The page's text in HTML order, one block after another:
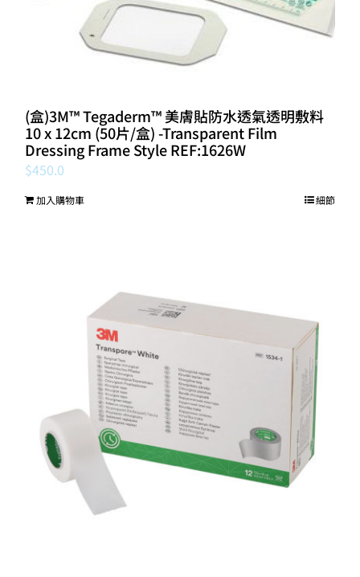
(盒)3M™ Tegaderm™ 美膚貼防水透氣透明敷料
10 x 12cm (50片/盒) -Transparent Film
Dressing Frame Style REF:1626W
$450.0
加入購物車 細節